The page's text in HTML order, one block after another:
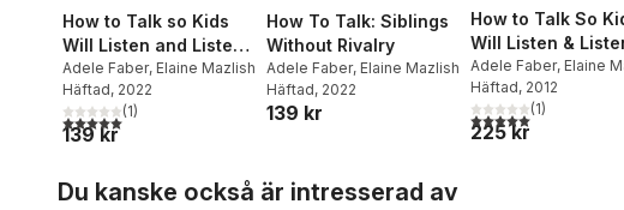
How to Talk so Kids
Will Listen and Listen
so Kids Will Talk
Adele Faber, Elaine Mazlish
Häftad, 2022
5,0utav 5 stjärnor. Totalt antal röster:
(1)
139 kr
How To Talk: Siblings
Without Rivalry
Adele Faber, Elaine Mazlish
Häftad, 2022
139 kr
How to Talk So
Will Listen &
Kids Will Talk
Adele Faber, Elaine
Häftad, 2012
5,0utav 5 stjärnor.
(1)
225 kr
Du kanske också är intresserad av